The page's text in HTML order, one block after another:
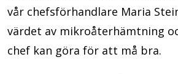
vår chefsförhandlare Maria
värdet av mikroåterhämtning
chef kan göra för att må bra.